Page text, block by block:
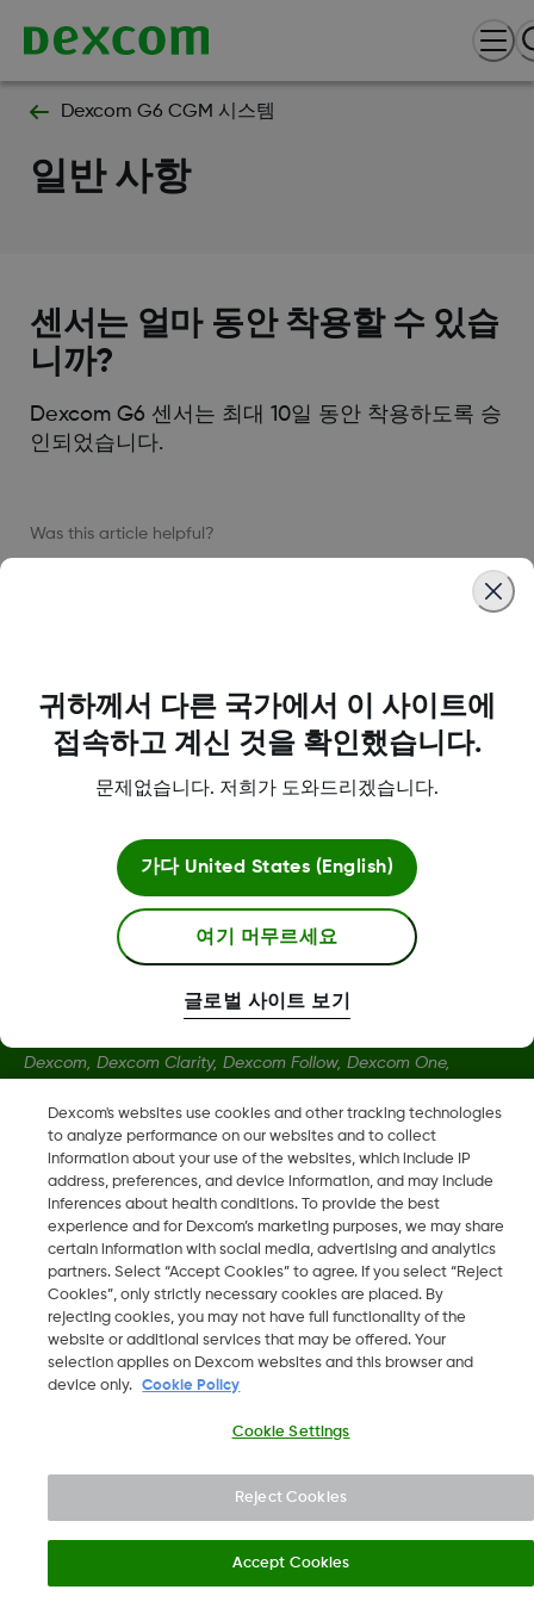
Dexcom G6 CGM 시스템
일반 사항
센서는 얼마 동안 착용할 수 있습
니까?
Dexcom G6 센서는 최대 10일 동안 착용하도록 승
인되었습니다.
Was this article helpful?
자세한 정보
Dexcom, Dexcom Clarity, Dexcom Follow, Dexcom One,
기타 국가에서 사용하는 Dexcom, Inc.의 등록 상표 또는 상표입니
MAT-1912, LBL-1004350 Rev001 •LBL016375 Rev001
2026 Dexcom, Inc. 모든 권리 보유.
Dexcom's websites use cookies and other tracking technologies
to analyze performance on our websites and to collect
information about your use of the websites, which include IP
address, preferences, and device information, and may include
inferences about health conditions. To provide the best
experience and for Dexcom’s marketing purposes, we may share
certain information with social media, advertising and analytics
partners. Select “Accept Cookies” to agree. If you select “Reject
Cookies”, only strictly necessary cookies are placed. By
rejecting cookies, you may not have full functionality of the
website or additional services that may be offered. Your
selection applies on Dexcom websites and this browser and
device only.
Cookie Policy
Cookie Settings
Reject Cookies
Accept Cookies
귀하께서 다른 국가에서 이 사이트에
접속하고 계신 것을 확인했습니다.
문제없습니다. 저희가 도와드리겠습니다.
가다 United States (English)
여기 머무르세요
글로벌 사이트 보기